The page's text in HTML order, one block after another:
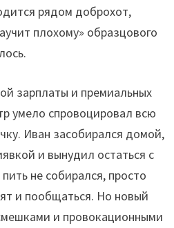
рядом доброхот,
плохому» образцового
зарплаты и премиальных
умело спровоцировал всю
Иван засобирался домой,
и вынудил остаться с
не собирался, просто
и пообщаться. Но новый
и провокационными